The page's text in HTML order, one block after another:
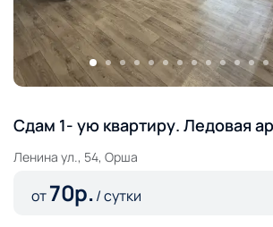
Сдам 1- ую квартиру. Ледовая
Ленина ул., 54, Орша
от70р./ сутки